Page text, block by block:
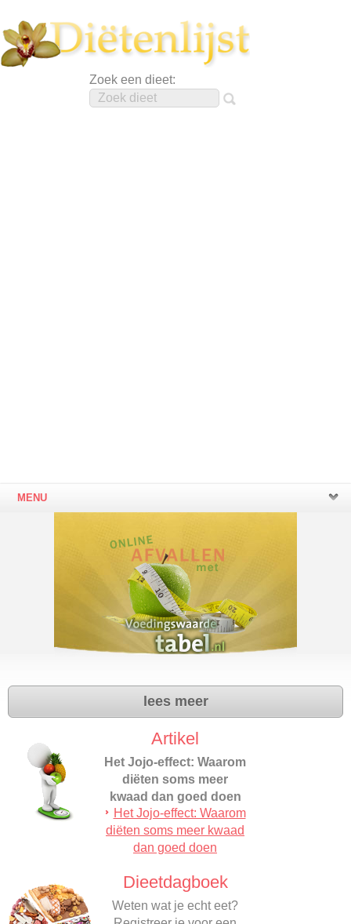
Zoek een dieet:
MENU
lees meer
Artikel
Het Jojo-effect: Waarom
diëten soms meer
kwaad dan goed doen
Wat veroorzaakt het jojo-
effect eigenlijk en hoe
voorkom dat je dit?…
Het Jojo-effect: Waarom
diëten soms meer kwaad
dan goed doen
Dieetdagboek
Weten wat je echt eet?